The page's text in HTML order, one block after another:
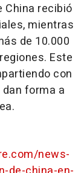
China recibió
mientras
de 10.000
Este
con
forma a
news-